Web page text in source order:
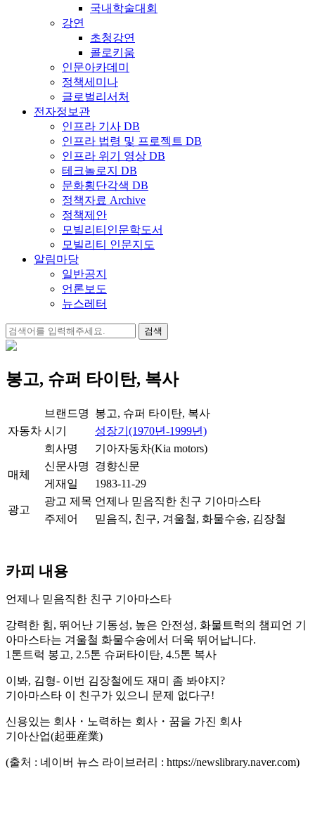
국내학술대회
강연
초청강연
콜로키움
인문아카데미
정책세미나
글로벌리서처
전자정보관
인프라 기사 DB
인프라 법령 및 프로젝트 DB
인프라 위기 영상 DB
테크놀로지 DB
문화횡단각색 DB
정책자료 Archive
정책제안
모빌리티인문학도서
모빌리티 인문지도
알림마당
일반공지
언론보도
뉴스레터
검
색:
봉고, 슈퍼 타이탄, 복사
자동차
브랜드명
봉고, 슈퍼 타이탄, 복사
시기
성장기(1970년-1999년)
회사명
기아자동차(Kia motors)
매체
신문사명
경향신문
게재일
1983-11-29
광고
광고 제목 언제나 믿음직한 친구 기아마스타
주제어
믿음직, 친구, 겨울철, 화물수송, 김장철
카피 내용
언제나 믿음직한 친구 기아마스타
강력한 힘, 뛰어난 기동성, 높은 안전성, 화물트럭의 챔피언 기
아마스타는 겨울철 화물수송에서 더욱 뛰어납니다.
1톤트럭 봉고, 2.5톤 슈퍼타이탄, 4.5톤 복사
이봐, 김형- 이번 김장철에도 재미 좀 봐야지?
기아마스타 이 친구가 있으니 문제 없다구!
신용있는 회사・노력하는 회사・꿈을 가진 회사
기아산업(起亜産業)
(출처 : 네이버 뉴스 라이브러리 : https://newslibrary.naver.com)